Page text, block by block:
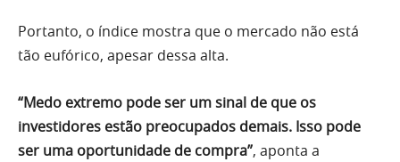
Portanto, o índice mostra que o mercado não está
tão eufórico, apesar dessa alta.
“Medo extremo pode ser um sinal de que os
investidores estão preocupados demais. Isso pode
ser uma oportunidade de compra”, aponta a